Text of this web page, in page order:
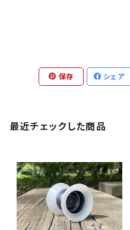
保存 シェア
最近チェックした商品